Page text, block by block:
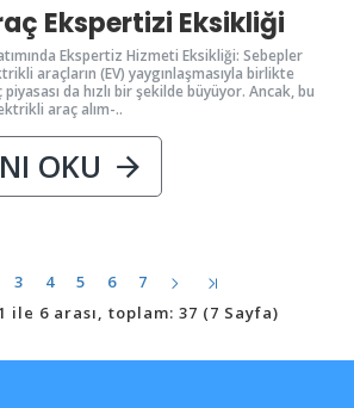
Ekspertizi Eksikliği
Ekspertiz Hizmeti Eksikliği: Sebepler
araçların (EV) yaygınlaşmasıyla birlikte
da hızlı bir şekilde büyüyor. Ancak, bu
araç alım-..
OKU
3 4 5 6
7
ile 6 arası, toplam: 37 (7 Sayfa)